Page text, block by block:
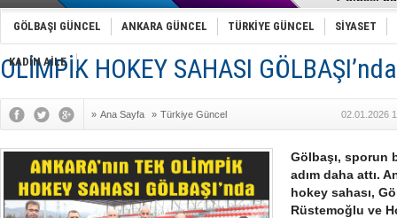
Cemal
Samet
FAİZ
OLİMPİK
SÖZ
Mikail
Gölbaşı
GÖLBAŞI GÜNCEL ANKARA GÜNCEL TÜRKİYE GÜNCEL SİYASET
KADIN AİLE
OLİMPİK HOKEY SAHASI GÖLBAŞI’nda
» Ana Sayfa » Türkiye Güncel 02.01.2026
Gölbaşı, sporun
adım daha attı.
hokey sahası,
Rüstemoğlu ve